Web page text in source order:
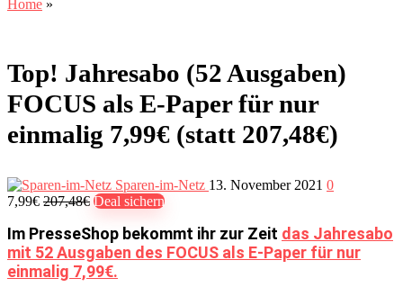
Home »
Top! Jahresabo (52 Ausgaben)
FOCUS als E-Paper für nur
einmalig 7,99€ (statt 207,48€)
Sparen-im-Netz 13. November 2021 0
7,99€ 207,48€ Deal sichern
Im PresseShop bekommt ihr zur Zeit das Jahresabo
mit 52 Ausgaben des FOCUS als E-Paper für nur
einmalig 7,99€.